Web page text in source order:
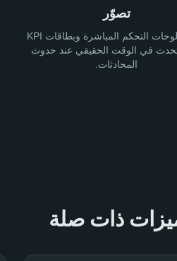
تصوّر
اعرض لوحات التحكم المباشرة وبطاقات KPI
في الوقت الحقيقي عند حدوث
المحادثات.
ذات صلة